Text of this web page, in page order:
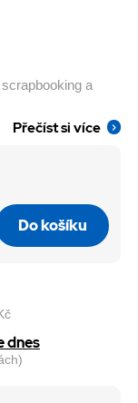
a
Přečíst si více
Do košíku
dnes